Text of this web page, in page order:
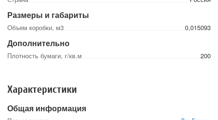
Размеры и габариты
Объем коробки, м3 0,015093
Дополнительно
Плотность бумаги, г/кв.м 200
Характеристики
Общая информация